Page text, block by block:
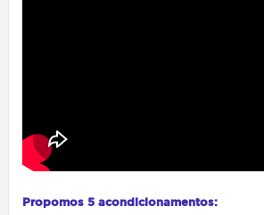
Propomos 5 acondicionamentos: